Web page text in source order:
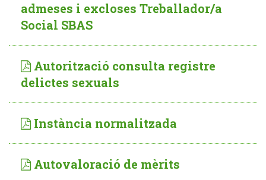
admeses i excloses Treballador/a
Social SBAS
Autorització consulta registre
delictes sexuals
Instància normalitzada
Autovaloració de mèrits